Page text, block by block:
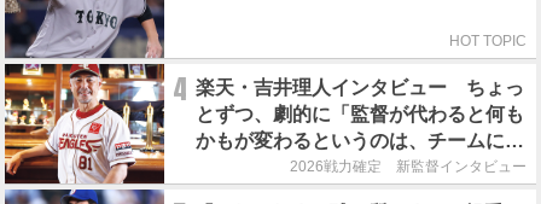
HOT TOPIC
4 楽天・吉井理人インタビュー ちょっ
とずつ、劇的に「監督が代わると何も
かもが変わるというのは、チームにと
って良くないことなんです」
2026戦力確定 新監督インタビュー